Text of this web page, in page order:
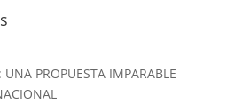
UNA PROPUESTA IMPARABLE